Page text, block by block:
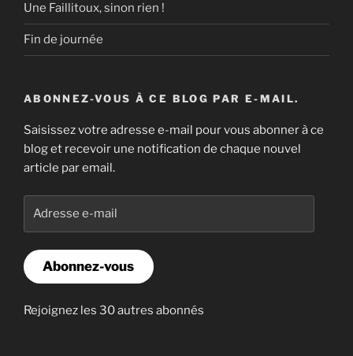
Une Faillitoux, sinon rien !
Fin de journée
ABONNEZ-VOUS À CE BLOG PAR E-MAIL.
Saisissez votre adresse e-mail pour vous abonner à ce
blog et recevoir une notification de chaque nouvel
article par email.
Abonnez-vous
Rejoignez les 30 autres abonnés